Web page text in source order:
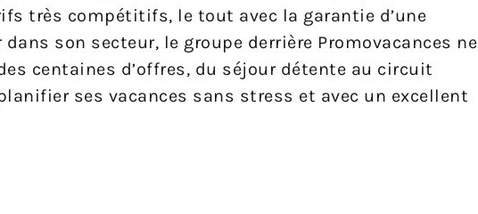
très compétitifs, le tout avec la garantie d’une
son secteur, le groupe derrière Promovacances ne
centaines d’offres, du séjour détente au circuit
ses vacances sans stress et avec un excellent